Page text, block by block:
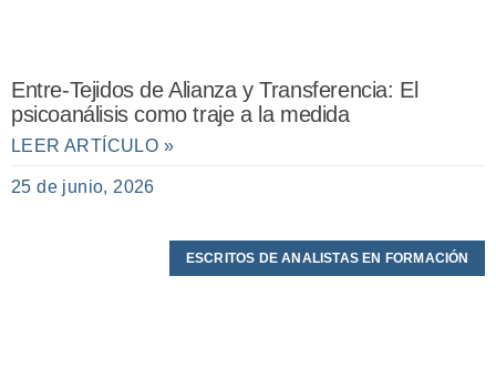
Entre-Tejidos de Alianza y Transferencia: El
psicoanálisis como traje a la medida
LEER ARTÍCULO »
25 de junio, 2026
ESCRITOS DE ANALISTAS EN FORMACIÓN